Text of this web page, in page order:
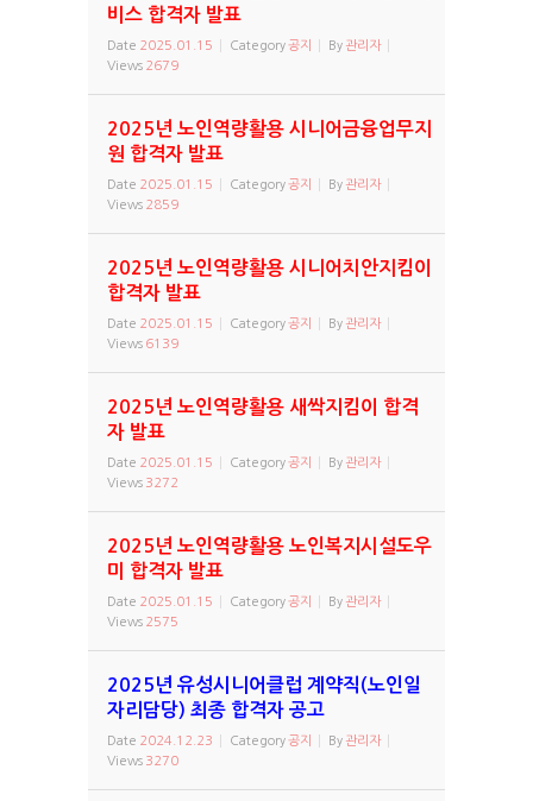
비스 합격자 발표
Date 2025.01.15 Category공지 By 관리자
Views 2679
2025년 노인역량활용 시니어금융업무지
원 합격자 발표
Date 2025.01.15 Category공지 By 관리자
Views 2859
2025년 노인역량활용 시니어치안지킴이
합격자 발표
Date 2025.01.15 Category공지 By 관리자
Views 6139
2025년 노인역량활용 새싹지킴이 합격
자 발표
Date 2025.01.15 Category공지 By 관리자
Views 3272
2025년 노인역량활용 노인복지시설도우
미 합격자 발표
Date 2025.01.15 Category공지 By 관리자
Views 2575
2025년 유성시니어클럽 계약직(노인일
자리담당) 최종 합격자 공고
Date 2024.12.23 Category공지 By 관리자
Views 3270